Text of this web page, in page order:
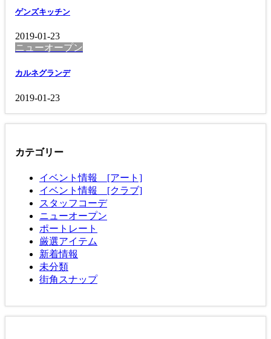
ゲンズキッチン
2019-01-23
ニューオープン
カルネグランデ
2019-01-23
カテゴリー
イベント情報 [アート]
イベント情報 [クラブ]
スタッフコーデ
ニューオープン
ポートレート
厳選アイテム
新着情報
未分類
街角スナップ